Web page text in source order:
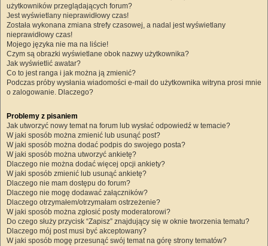
użytkowników przeglądających forum?
Jest wyświetlany nieprawidłowy czas!
Została wykonana zmiana strefy czasowej, a nadal jest wyświetlany
nieprawidłowy czas!
Mojego języka nie ma na liście!
Czym są obrazki wyświetlane obok nazwy użytkownika?
Jak wyświetlić awatar?
Co to jest ranga i jak można ją zmienić?
Podczas próby wysłania wiadomości e-mail do użytkownika witryna prosi mnie
o zalogowanie. Dlaczego?
Problemy z pisaniem
Jak utworzyć nowy temat na forum lub wysłać odpowiedź w temacie?
W jaki sposób można zmienić lub usunąć post?
W jaki sposób można dodać podpis do swojego posta?
W jaki sposób można utworzyć ankietę?
Dlaczego nie można dodać więcej opcji ankiety?
W jaki sposób zmienić lub usunąć ankietę?
Dlaczego nie mam dostępu do forum?
Dlaczego nie mogę dodawać załączników?
Dlaczego otrzymałem/otrzymałam ostrzeżenie?
W jaki sposób można zgłosić posty moderatorowi?
Do czego służy przycisk “Zapisz” znajdujący się w oknie tworzenia tematu?
Dlaczego mój post musi być akceptowany?
W jaki sposób mogę przesunąć swój temat na górę strony tematów?